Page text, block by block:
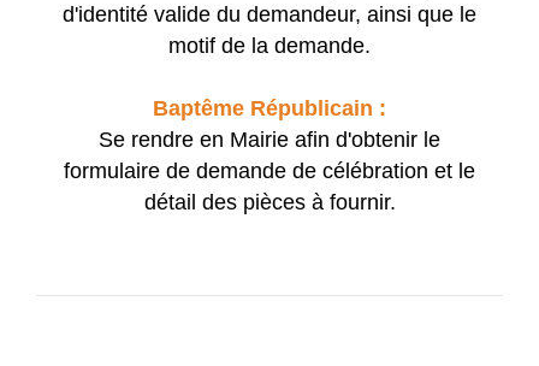
d'identité valide du demandeur, ainsi que le
motif de la demande.
Baptême Républicain :
Se rendre en Mairie afin d'obtenir le
formulaire de demande de célébration et le
détail des pièces à fournir.